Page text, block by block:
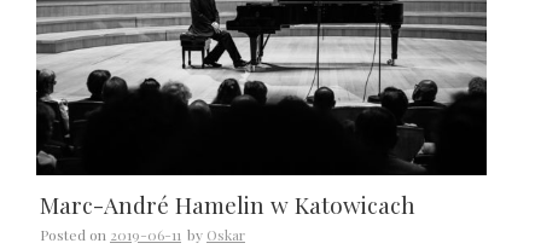
Marc-André Hamelin w Katowicach
Posted on 2019-06-11 by Oskar